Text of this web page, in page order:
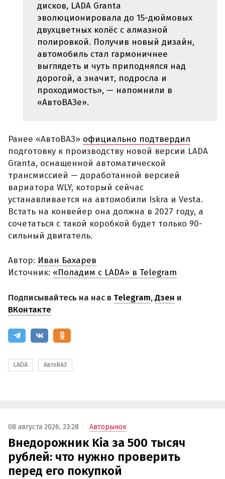
дисков, LADA Granta
эволюционировала до 15-дюймовых
двухцветных колёс с алмазной
полировкой. Получив новый дизайн,
автомобиль стал гармоничнее
выглядеть и чуть приподнялся над
дорогой, а значит, подросла и
проходимость», — напомнили в
«АвтоВАЗе».
Ранее «АвтоВАЗ» официально подтвердил
подготовку к производству новой версии LADA
Granta, оснащенной автоматической
трансмиссией — доработанной версией
вариатора WLY, который сейчас
устанавливается на автомобили Iskra и Vesta.
Встать на конвейер она должна в 2027 году, а
сочетаться с такой коробкой будет только 90-
сильный двигатель.
Автор: Иван Бахарев
Источник: «Поладим с LADA» в Telegram
Подписывайтесь на нас в Telegram,Дзен и
ВКонтакте
LADA АвтоВАЗ
08 августа 2026, 23:28 Авторынок
Внедорожник Kia за 500 тысяч
рублей: что нужно проверить
перед его покупкой